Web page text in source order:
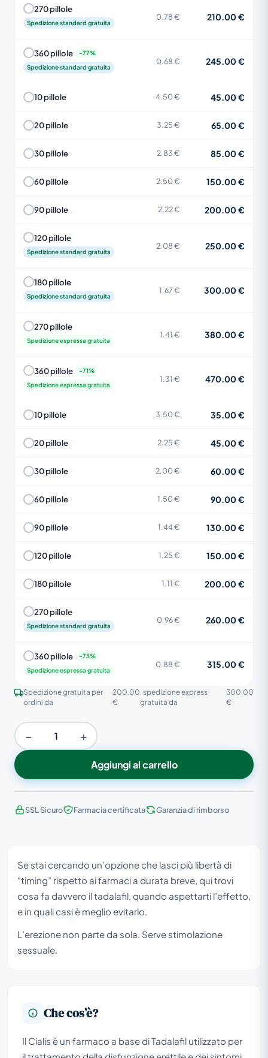
270 pillole
Spedizione standard gratuita
0.78 € 210.00 €
360 pillole
Spedizione standard gratuita
0.68 € 245.00 €
10 pillole 4.50 € 45.00 €
20 pillole 3.25 € 65.00 €
30 pillole 2.83 € 85.00 €
60 pillole 2.50 € 150.00 €
90 pillole 2.22 € 200.00 €
120 pillole
Spedizione standard gratuita
2.08 € 250.00 €
180 pillole
Spedizione standard gratuita
1.67 € 300.00 €
270 pillole
Spedizione espressa gratuita
1.41 € 380.00 €
360 pillole
Spedizione espressa gratuita
1.31 € 470.00 €
10 pillole 3.50 € 35.00 €
20 pillole 2.25 € 45.00 €
30 pillole 2.00 € 60.00 €
60 pillole 1.50 € 90.00 €
90 pillole 1.44 € 130.00 €
120 pillole 1.25 € 150.00 €
180 pillole 1.11 € 200.00 €
270 pillole
Spedizione standard gratuita
0.96 € 260.00 €
360 pillole
Spedizione espressa gratuita
0.88 € 315.00 €
Spedizione gratuita per
ordini da
200.00
€
, spedizione express
gratuita da
300.00
€
− +
Aggiungi al carrello
SSL Sicuro Farmacia certificata Garanzia di rimborso
Se stai cercando un’opzione che lasci più libertà di
“timing” rispetto ai farmaci a durata breve, qui trovi
cosa fa davvero il tadalafil, quando aspettarti l’effetto,
e in quali casi è meglio evitarlo.
L’erezione non parte da sola. Serve stimolazione
sessuale.
Che cos’è?
Il Cialis è un farmaco a base di Tadalafil utilizzato per